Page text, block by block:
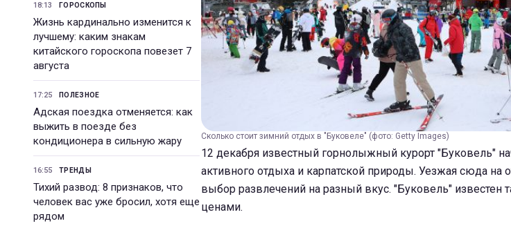
18:13 ГОРОСКОПЫ
Жизнь кардинально изменится к
лучшему: каким знакам
китайского гороскопа повезет 7
августа
17:25 ПОЛЕЗНОЕ
Адская поездка отменяется: как
выжить в поезде без
кондиционера в сильную жару
16:55 ТРЕНДЫ
Тихий развод: 8 признаков, что
человек вас уже бросил, хотя еще
рядом
Сколько стоит зимний отдых в "Буковеле" (фото: Getty Images)
12 декабря известный горнолыжный курорт "Буковель"
активного отдыха и карпатской природы. Уезжая сюда на
выбор развлечений на разный вкус. "Буковель"
ценами.